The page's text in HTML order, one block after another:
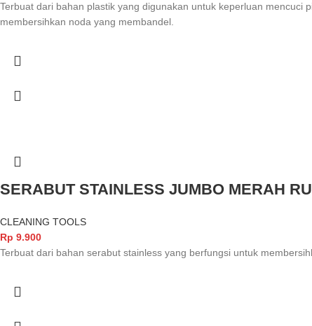
Terbuat dari bahan plastik yang digunakan untuk keperluan
membersihkan noda yang membandel.
SERABUT STAINLESS JUMBO MERAH
CLEANING TOOLS
Rp 9.900
Terbuat dari bahan serabut stainless yang berfungsi untuk